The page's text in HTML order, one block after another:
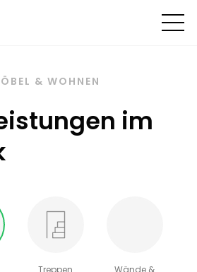
& WOHNEN
im
Treppen
Wände &